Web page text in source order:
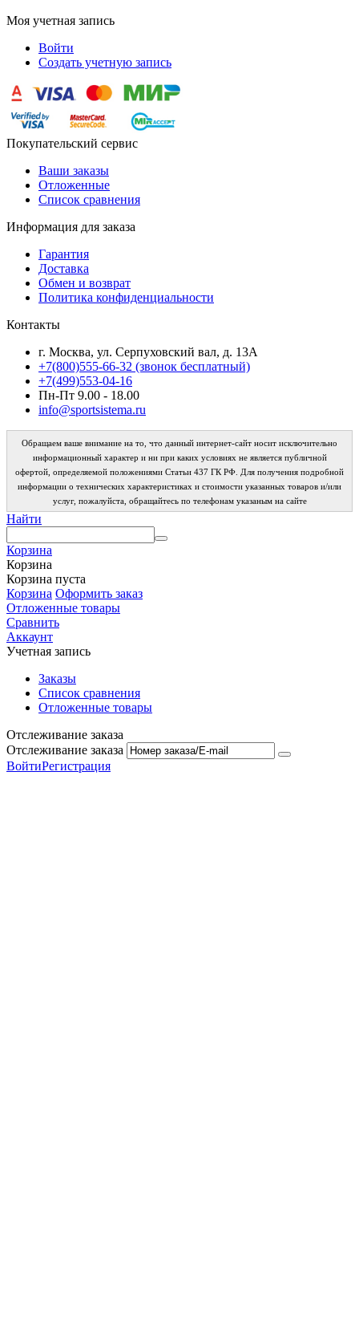
Моя учетная запись
Войти
Создать учетную запись
Покупательский сервис
Ваши заказы
Отложенные
Список сравнения
Информация для заказа
Гарантия
Доставка
Обмен и возврат
Политика конфиденциальности
Контакты
г. Москва, ул. Серпуховский вал, д. 13А
+7(800)555-66-32 (звонок бесплатный)
+7(499)553-04-16
Пн-Пт 9.00 - 18.00
info@sportsistema.ru
Обращаем ваше внимание на то, что данный интернет-сайт носит исключительно
информационный характер и ни при каких условиях не является публичной
офертой, определяемой положениями Статьи 437 ГК РФ. Для получения подробной
информации о технических характеристиках и стоимости указанных товаров и/или
услуг, пожалуйста, обращайтесь по телефонам указаным на сайте
Найти
Корзина
Корзина
Корзина пуста
Корзина Оформить заказ
Отложенные товары
Сравнить
Аккаунт
Учетная запись
Заказы
Список сравнения
Отложенные товары
Отслеживание заказа
Отслеживание заказа
ВойтиРегистрация